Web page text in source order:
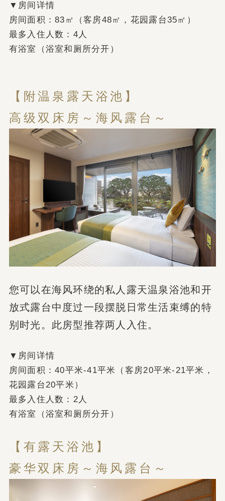
▼房间详情
房间面积：83㎡（客房48㎡，花园露台35㎡）
最多入住人数：4人
有浴室（浴室和厕所分开）
【附温泉露天浴池】
高级双床房～海风露台～
您可以在海风环绕的私人露天温泉浴池和开
放式露台中度过一段摆脱日常生活束缚的特
别时光。此房型推荐两人入住。
▼房间详情
房间面积：40平米-41平米（客房20平米-21平米，
花园露台20平米）
最多入住人数：2人
有浴室（浴室和厕所分开）
【有露天浴池】
豪华双床房～海风露台～